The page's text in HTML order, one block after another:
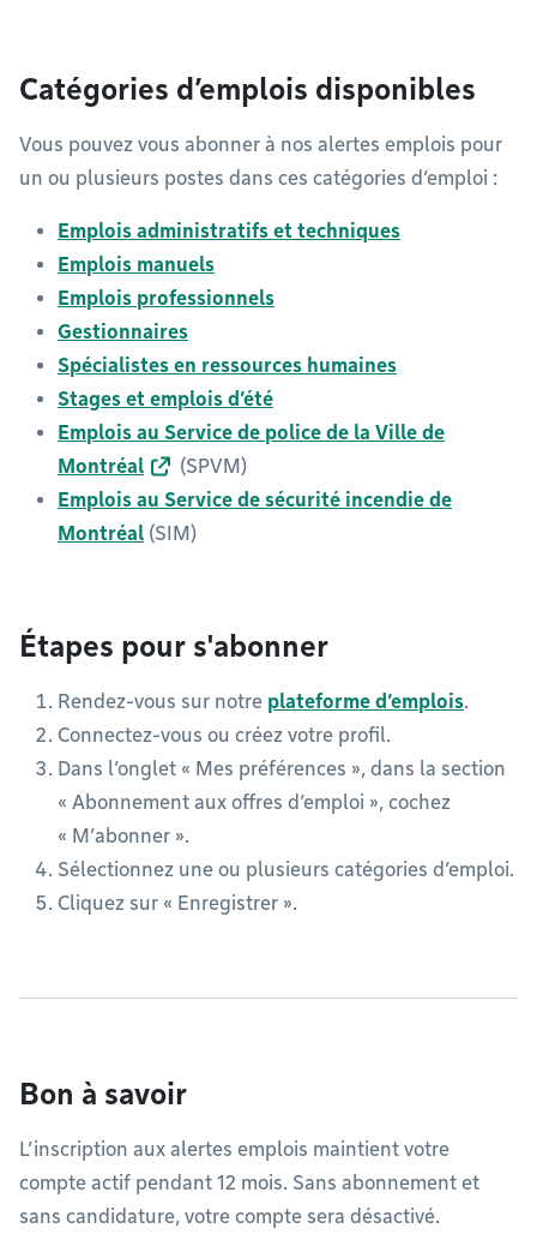
Catégories d’emplois disponibles
Vous pouvez vous abonner à nos alertes emplois pour
un ou plusieurs postes dans ces catégories d’emploi :
Emplois administratifs et techniques
Emplois manuels
Emplois professionnels
Gestionnaires
Spécialistes en ressources humaines
Stages et emplois d’été
Emplois au Service de police de la Ville de
Montréal
(SPVM)
Emplois au Service de sécurité incendie de
Montréal (SIM)
Étapes pour s'abonner
Rendez-vous sur notre plateforme d’emplois.
Connectez-vous ou créez votre profil.
Dans l’onglet « Mes préférences », dans la section
« Abonnement aux offres d’emploi », cochez
« M’abonner ».
Sélectionnez une ou plusieurs catégories d’emploi.
Cliquez sur « Enregistrer ».
Bon à savoir
L’inscription aux alertes emplois maintient votre
compte actif pendant 12 mois. Sans abonnement et
sans candidature, votre compte sera désactivé.